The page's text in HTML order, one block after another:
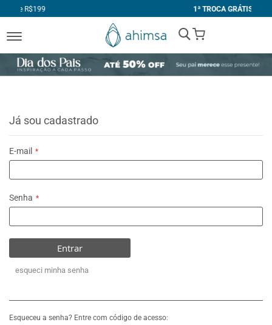
1ª TROCA GRÁTIS
My Cart
Já sou cadastrado
E-mail
Senha
Entrar
esqueci minha senha
Esqueceu a senha? Entre com código de acesso: